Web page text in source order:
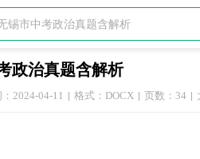
政治真题含解析
：2024-04-11 格式：DOCX 页数：34